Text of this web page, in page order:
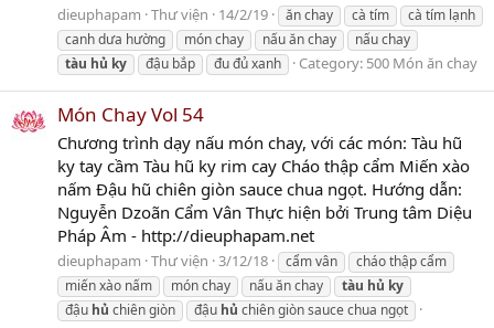
dieuphapam Thư viện 14/2/19 ăn chay cà tím
cà tím lạnh
canh dưa hường
món chay nấu ăn chay
nấu chay
tàu hủ ky đậu bắp đu đủ xanh Category: 500 Món ăn chay
Món Chay Vol 54
Chương trình dạy nấu món chay, với các món: Tàu hũ
ky tay cầm Tàu hũ ky rim cay Cháo thập cẩm Miến xào
nấm Đậu hũ chiên giòn sauce chua ngọt. Hướng dẫn:
Nguyễn Dzoãn Cẩm Vân Thực hiện bởi Trung tâm Diệu
Pháp Âm - http://dieuphapam.net
dieuphapam Thư viện 3/12/18 cẩm vân
cháo thập cẩm
miến xào nấm
món chay nấu ăn chay tàu hủ ky
đậu hủ chiên giòn đậu hủ chiên giòn sauce chua ngọt